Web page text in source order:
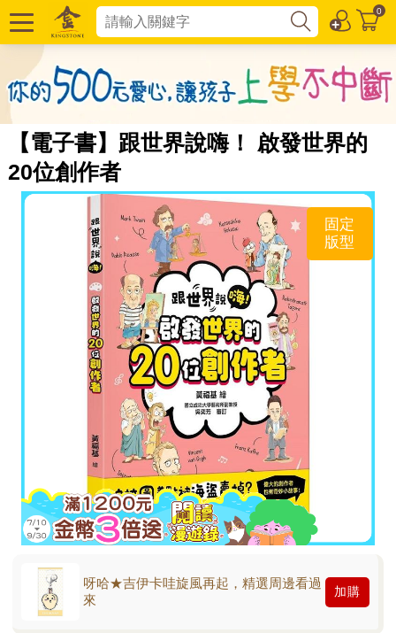
0
【電子書】跟世界說嗨！ 啟發世界的
20位創作者
固定
版型
呀哈★吉伊卡哇旋風再起，精選周邊看過
來
加購